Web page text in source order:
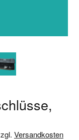
Versandkosten